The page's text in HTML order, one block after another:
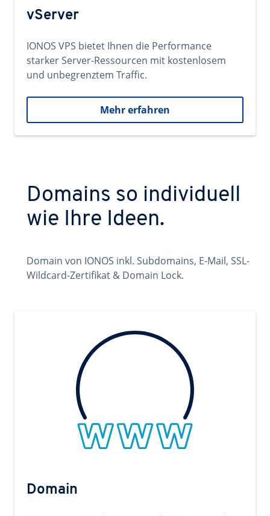
vServer
IONOS VPS bietet Ihnen die Performance
starker Server-Ressourcen mit kostenlosem
und unbegrenztem Traffic.
Mehr erfahren
Domains so individuell
wie Ihre Ideen.
Domain von IONOS inkl. Subdomains, E-Mail, SSL-
Wildcard-Zertifikat & Domain Lock.
Domain